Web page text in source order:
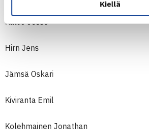
Kiellä
Kallio Jesse
Hirn Jens
Jämsä Oskari
Kiviranta Emil
Kolehmainen Jonathan